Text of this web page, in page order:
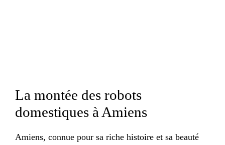
La montée des robots
domestiques à Amiens
Amiens, connue pour sa riche histoire et sa beauté